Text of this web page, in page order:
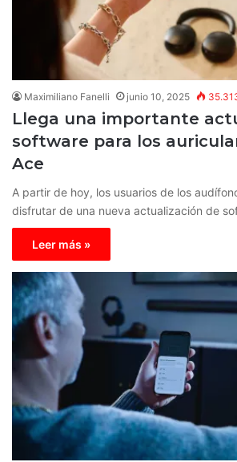
Maximiliano Fanelli junio 10, 2025
Llega una importante
software para los
Ace
A partir de hoy, los usuarios de los
disfrutar de una nueva actualización de
Leer más »